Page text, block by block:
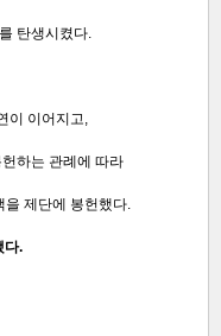
탄생시켰다.
이 이어지고,
하는 관례에 따라
제단에 봉헌했다.
다.